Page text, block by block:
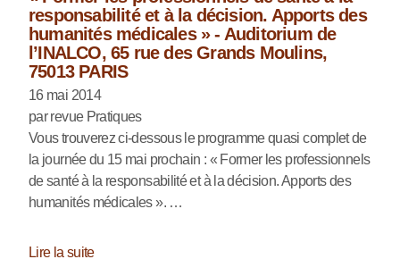
responsabilité et à la décision. Apports des
humanités médicales » - Auditorium de
l’INALCO, 65 rue des Grands Moulins,
75013 PARIS
16 mai 2014
par revue Pratiques
Vous trouverez ci-dessous le programme quasi complet de
la journée du 15 mai prochain : « Former les professionnels
de santé à la responsabilité et à la décision. Apports des
humanités médicales ». …
Lire la suite